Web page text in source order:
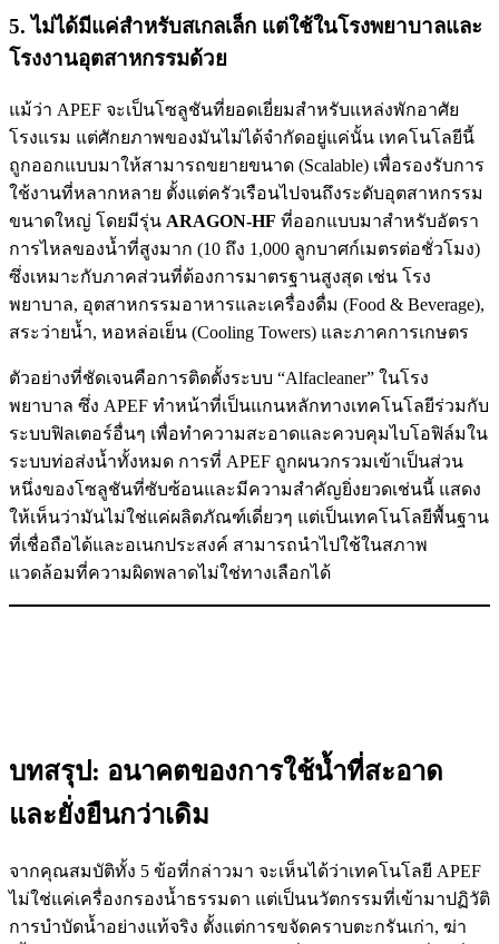
5. ไม่ได้มีแค่สำหรับสเกลเล็ก แต่ใช้ในโรงพยาบาลและ
โรงงานอุตสาหกรรมด้วย
แม้ว่า APEF จะเป็นโซลูชันที่ยอดเยี่ยมสำหรับแหล่งพักอาศัย
โรงแรม แต่ศักยภาพของมันไม่ได้จำกัดอยู่แค่นั้น เทคโนโลยีนี้
ถูกออกแบบมาให้สามารถขยายขนาด (Scalable) เพื่อรองรับการ
ใช้งานที่หลากหลาย ตั้งแต่ครัวเรือนไปจนถึงระดับอุตสาหกรรม
ขนาดใหญ่ โดยมีรุ่น ARAGON-HF ที่ออกแบบมาสำหรับอัตรา
การไหลของน้ำที่สูงมาก (10 ถึง 1,000 ลูกบาศก์เมตรต่อชั่วโมง)
ซึ่งเหมาะกับภาคส่วนที่ต้องการมาตรฐานสูงสุด เช่น โรง
พยาบาล, อุตสาหกรรมอาหารและเครื่องดื่ม (Food & Beverage),
สระว่ายน้ำ, หอหล่อเย็น (Cooling Towers) และภาคการเกษตร
ตัวอย่างที่ชัดเจนคือการติดตั้งระบบ “Alfacleaner” ในโรง
พยาบาล ซึ่ง APEF ทำหน้าที่เป็นแกนหลักทางเทคโนโลยีร่วมกับ
ระบบฟิลเตอร์อื่นๆ เพื่อทำความสะอาดและควบคุมไบโอฟิล์มใน
ระบบท่อส่งน้ำทั้งหมด การที่ APEF ถูกผนวกรวมเข้าเป็นส่วน
หนึ่งของโซลูชันที่ซับซ้อนและมีความสำคัญยิ่งยวดเช่นนี้ แสดง
ให้เห็นว่ามันไม่ใช่แค่ผลิตภัณฑ์เดี่ยวๆ แต่เป็นเทคโนโลยีพื้นฐาน
ที่เชื่อถือได้และอเนกประสงค์ สามารถนำไปใช้ในสภาพ
แวดล้อมที่ความผิดพลาดไม่ใช่ทางเลือกได้
บทสรุป: อนาคตของการใช้น้ำที่สะอาด
และยั่งยืนกว่าเดิม
จากคุณสมบัติทั้ง 5 ข้อที่กล่าวมา จะเห็นได้ว่าเทคโนโลยี APEF
ไม่ใช่แค่เครื่องกรองน้ำธรรมดา แต่เป็นนวัตกรรมที่เข้ามาปฏิวัติ
การบำบัดน้ำอย่างแท้จริง ตั้งแต่การขจัดคราบตะกรันเก่า, ฆ่า